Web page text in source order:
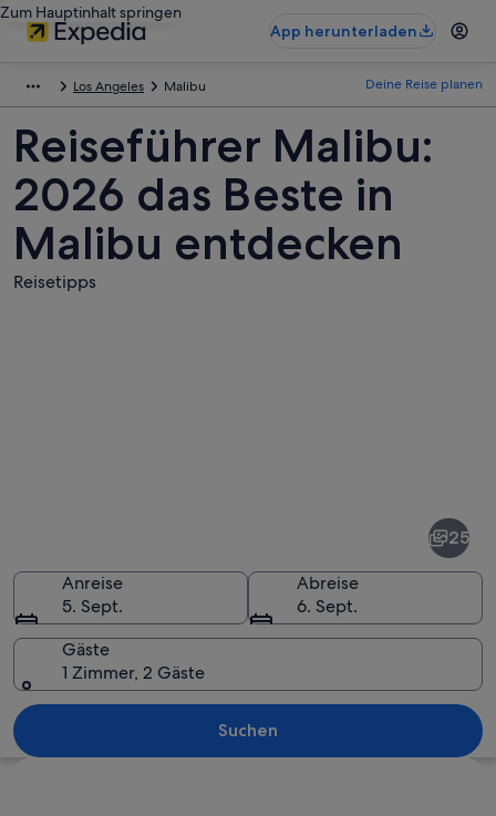
Zum Hauptinhalt springen
App herunterladen
Los Angeles Malibu Deine Reise planen
Reiseführer Malibu:
2026 das Beste in
Malibu entdecken
Reisetipps
Ein Küstenwohngebiet mit Häusern
25
Anreise
5. Sept.
Abreise
6. Sept.
Gäste
1 Zimmer, 2 Gäste
Suchen